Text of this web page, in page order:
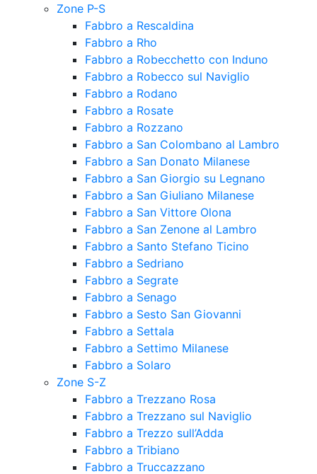
Zone P-S
Fabbro a Rescaldina
Fabbro a Rho
Fabbro a Robecchetto con Induno
Fabbro a Robecco sul Naviglio
Fabbro a Rodano
Fabbro a Rosate
Fabbro a Rozzano
Fabbro a San Colombano al Lambro
Fabbro a San Donato Milanese
Fabbro a San Giorgio su Legnano
Fabbro a San Giuliano Milanese
Fabbro a San Vittore Olona
Fabbro a San Zenone al Lambro
Fabbro a Santo Stefano Ticino
Fabbro a Sedriano
Fabbro a Segrate
Fabbro a Senago
Fabbro a Sesto San Giovanni
Fabbro a Settala
Fabbro a Settimo Milanese
Fabbro a Solaro
Zone S-Z
Fabbro a Trezzano Rosa
Fabbro a Trezzano sul Naviglio
Fabbro a Trezzo sull’Adda
Fabbro a Tribiano
Fabbro a Truccazzano